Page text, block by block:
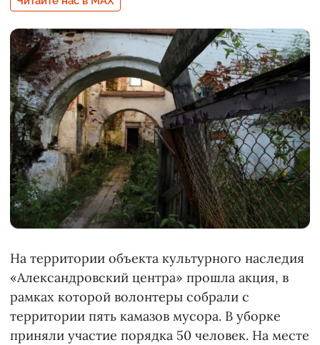
На территории объекта культурного наследия
«Александровский центра» прошла акция, в
рамках которой волонтеры собрали с
территории пять камазов мусора. В уборке
приняли участие порядка 50 человек. На месте